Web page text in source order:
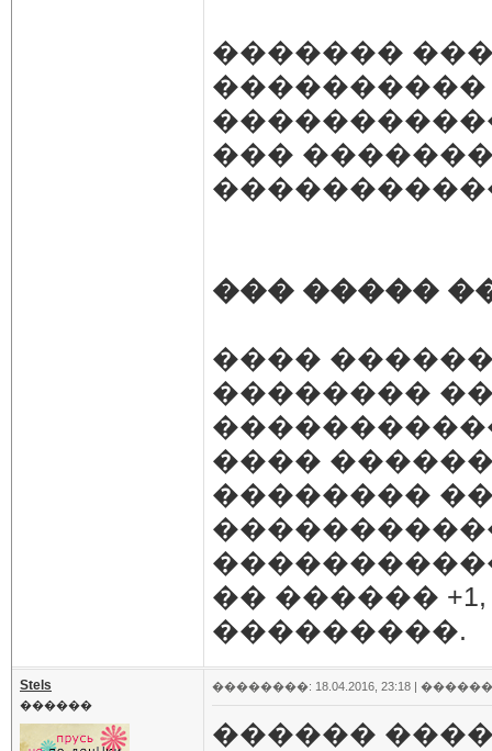
�������
���
��� �����
����
��������
����
��������
�� ������
���������.
Stels
������
��������: 18.04.2016, 23:18 |
������